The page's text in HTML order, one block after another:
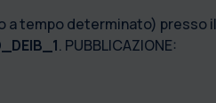
a tempo determinato) presso
. PUBBLICAZIONE: